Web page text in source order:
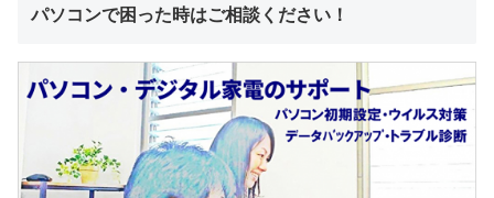
パソコンで困った時はご相談ください！